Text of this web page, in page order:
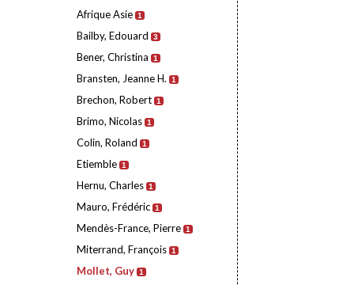
Afrique Asie 1
Bailby, Edouard 3
Bener, Christina 1
Bransten, Jeanne H. 1
Brechon, Robert 1
Brimo, Nicolas 1
Colin, Roland 1
Etiemble 1
Hernu, Charles 1
Mauro, Frédéric 1
Mendès-France, Pierre 1
Miterrand, François 1
Mollet, Guy 1